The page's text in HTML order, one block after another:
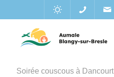
Soirée couscous à Dancourt